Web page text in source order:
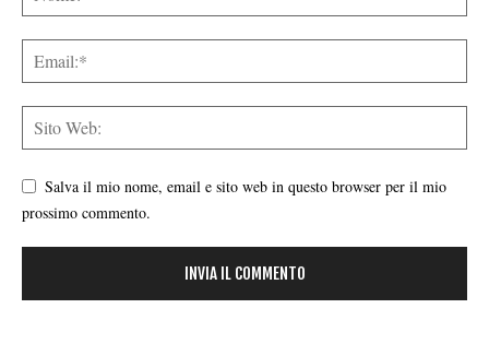
Salva il mio nome, email e sito web in questo browser per il mio
prossimo commento.